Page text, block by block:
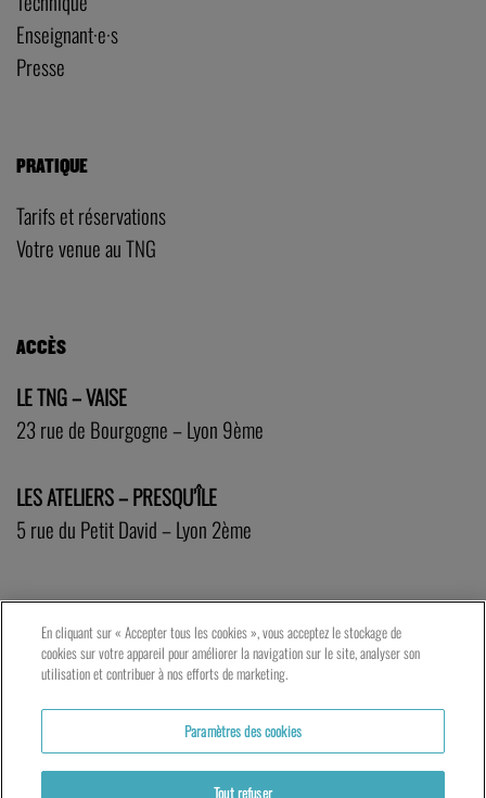
Enseignant·e·s
Presse
PRATIQUE
Tarifs et réservations
Votre venue au TNG
ACCÈS
LE TNG – VAISE
23 rue de Bourgogne – Lyon 9ème
LES ATELIERS – PRESQU’ÎLE
5 rue du Petit David – Lyon 2ème
En cliquant sur « Accepter tous les cookies », vous acceptez le stockage de
cookies sur votre appareil pour améliorer la navigation sur le site, analyser son
utilisation et contribuer à nos efforts de marketing.
Paramètres des cookies
Tout refuser